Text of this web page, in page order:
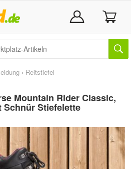
› Reitstiefel
Mountain Rider Classic,
Schnür Stiefelette